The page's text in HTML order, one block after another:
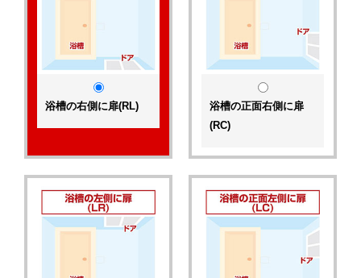
浴槽の右側に扉(RL)
浴槽の正面右側に扉
(RC)